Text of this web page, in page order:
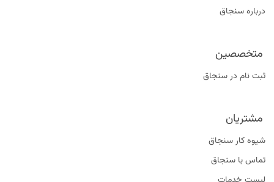
درباره سنجاق
متخصصین
ثبت نام در سنجاق
مشتریان
شیوه کار سنجاق
تماس با سنجاق